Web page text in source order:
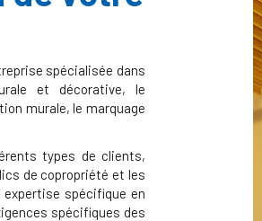
spécialisée dans
et décorative, le
murale, le marquage
types de clients,
de copropriété et les
expertise spécifique en
spécifiques des